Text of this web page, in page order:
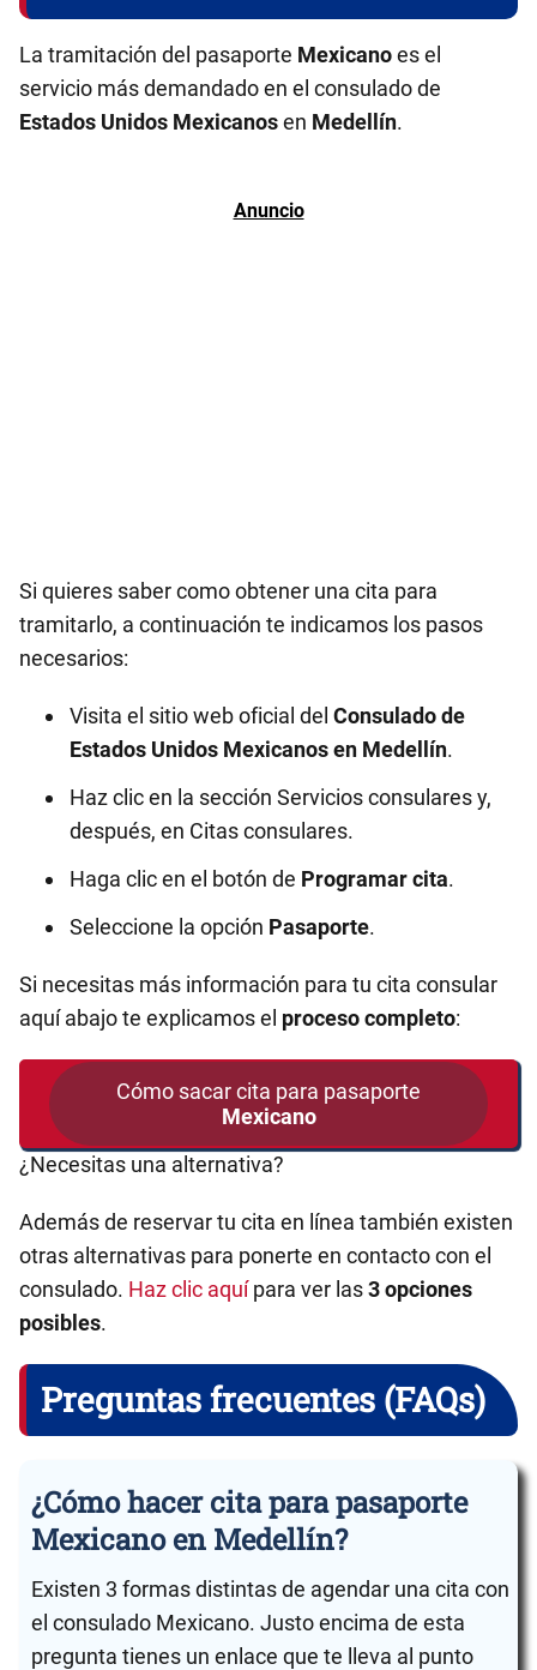
La tramitación del pasaporte Mexicanoes el
servicio más demandado en el consulado de
Estados Unidos Mexicanosen Medellín.
Si quieres saber como obtener una cita para
tramitarlo, a continuación te indicamos los pasos
necesarios:
Visita el sitio web oficial del Consulado de
Estados Unidos Mexicanos en Medellín.
Haz clic en la sección Servicios consulares y,
después, en Citas consulares.
Haga clic en el botón de Programar cita.
Seleccione la opción Pasaporte.
Si necesitas más información para tu cita consular
aquí abajo te explicamos el proceso completo:
Cómo sacar cita para pasaporte
Mexicano
¿Necesitas una alternativa?
Además de reservar tu cita en línea también existen
otras alternativas para ponerte en contacto con el
consulado. Haz clic aquípara ver las3 opciones
posibles.
Preguntas frecuentes (FAQs)
¿Cómo hacer cita para pasaporte
Mexicano en Medellín?
Existen 3 formas distintas de agendar una cita con
el consulado Mexicano. Justo encima de esta
pregunta tienes un enlace que te lleva al punto